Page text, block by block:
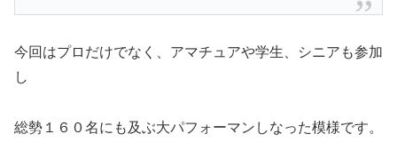
今回はプロだけでなく、アマチュアや学生、シニアも参加
し
総勢１６０名にも及ぶ大パフォーマンしなった模様です。